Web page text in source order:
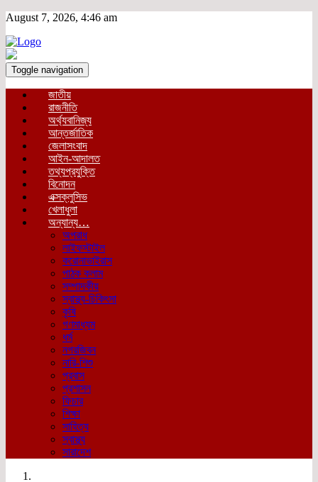
August 7, 2026, 4:46 am
Toggle navigation
জাতীয়
রাজনীতি
অর্থ্যবানিজ্য
আন্তর্জাতিক
জেলাসংবাদ
আইন-আদালত
তথ্যপ্রযুক্তি
বিনোদন
এক্সক্লুসিভ
খেলাধুলা
অন্যান্য…
অপরাধ
লাইফস্টাইল
করোনাভাইরাস
পাঠক কলাম
সম্পাদকীয়
স্বাস্থ্য-চিকিৎসা
কৃষি
গণমাধ্যম
ধর্ম
নগরজিবন
নারি-শিশু
প্রবাস
প্রশাসন
ফিচার
শিক্ষা
সাহিত্য
স্বাস্থ্য
সারাদেশ